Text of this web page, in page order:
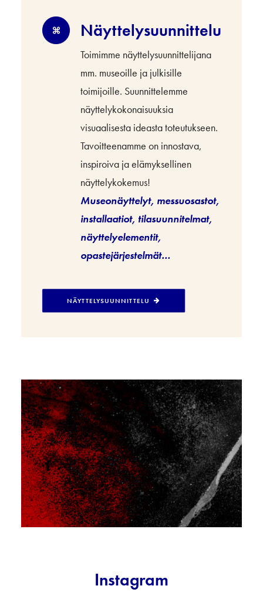
Näyttelysuunnittelu
Toimimme näyttelysuunnittelijana
mm. museoille ja julkisille
toimijoille. Suunnittelemme
näyttelykokonaisuuksia
visuaalisesta ideasta toteutukseen.
Tavoitteenamme on innostava,
inspiroiva ja elämyksellinen
näyttelykokemus!
Museonäyttelyt, messuosastot,
installaatiot, tilasuunnitelmat,
näyttelyelementit,
opastejärjestelmät…
NÄYTTELYSUUNNITTELU
NÄYTTELYT/EXHIBITIONS
Instagram